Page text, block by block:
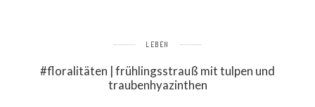
LEBEN
#floralitäten | frühlingsstrauß mit tulpen und
traubenhyazinthen